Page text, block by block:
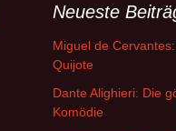
Neueste
Miguel de
Quijote
Dante Alighieri: Die
Komödie